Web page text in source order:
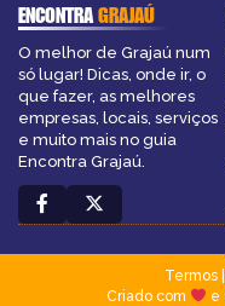
ENCONTRAGRAJAÚ
O melhor de Grajaú num
só lugar! Dicas, onde ir, o
que fazer, as melhores
empresas, locais, serviços
e muito mais no guia
Encontra Grajaú.
Termos|
Criado com
e